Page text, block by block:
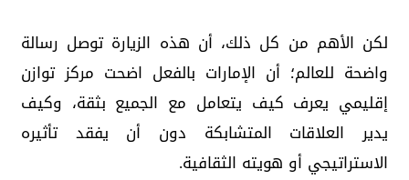
لكن الأهم من كل ذلك، أن هذه الزيارة توصل رسالة
واضحة للعالم؛ أن الإمارات بالفعل اضحت مركز توازن
إقليمي يعرف كيف يتعامل مع الجميع بثقة، وكيف
يدير العلاقات المتشابكة دون أن يفقد تأثيره
الاستراتيجي أو هويته الثقافية.